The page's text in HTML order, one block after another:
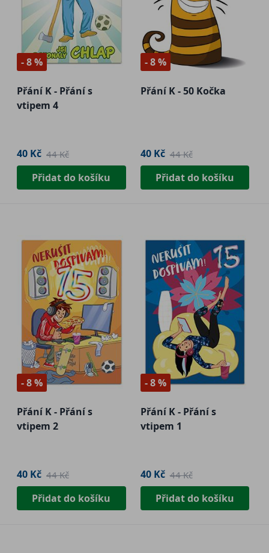
- 8 %
Přání K - Přání s
vtipem 4
40 Kč 44 Kč
Přidat do košíku
- 8 %
Přání K - 50 Kočka
40 Kč 44 Kč
Přidat do košíku
- 8 %
Přání K - Přání s
vtipem 2
40 Kč 44 Kč
Přidat do košíku
- 8 %
Přání K - Přání s
vtipem 1
40 Kč 44 Kč
Přidat do košíku